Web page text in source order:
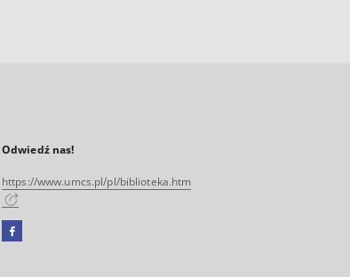
Odwiedź nas!
https://www.umcs.pl/pl/biblioteka.htm
Facebook